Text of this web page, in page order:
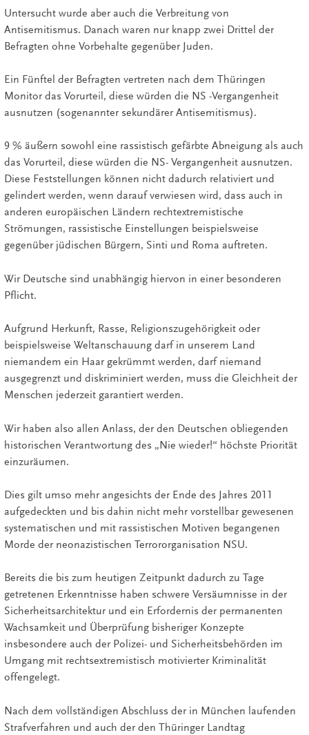
Untersucht wurde aber auch die Verbreitung von
Antisemitismus. Danach waren nur knapp zwei Drittel der
Befragten ohne Vorbehalte gegenüber Juden.
Ein Fünftel der Befragten vertreten nach dem Thüringen
Monitor das Vorurteil, diese würden die NS -Vergangenheit
ausnutzen (sogenannter sekundärer Antisemitismus).
9 % äußern sowohl eine rassistisch gefärbte Abneigung als auch
das Vorurteil, diese würden die NS- Vergangenheit ausnutzen.
Diese Feststellungen können nicht dadurch relativiert und
gelindert werden, wenn darauf verwiesen wird, dass auch in
anderen europäischen Ländern rechtextremistische
Strömungen, rassistische Einstellungen beispielsweise
gegenüber jüdischen Bürgern, Sinti und Roma auftreten.
Wir Deutsche sind unabhängig hiervon in einer besonderen
Pflicht.
Aufgrund Herkunft, Rasse, Religionszugehörigkeit oder
beispielsweise Weltanschauung darf in unserem Land
niemandem ein Haar gekrümmt werden, darf niemand
ausgegrenzt und diskriminiert werden, muss die Gleichheit der
Menschen jederzeit garantiert werden.
Wir haben also allen Anlass, der den Deutschen obliegenden
historischen Verantwortung des „Nie wieder!“ höchste Priorität
einzuräumen.
Dies gilt umso mehr angesichts der Ende des Jahres 2011
aufgedeckten und bis dahin nicht mehr vorstellbar gewesenen
systematischen und mit rassistischen Motiven begangenen
Morde der neonazistischen Terrororganisation NSU.
Bereits die bis zum heutigen Zeitpunkt dadurch zu Tage
getretenen Erkenntnisse haben schwere Versäumnisse in der
Sicherheitsarchitektur und ein Erfordernis der permanenten
Wachsamkeit und Überprüfung bisheriger Konzepte
insbesondere auch der Polizei- und Sicherheitsbehörden im
Umgang mit rechtsextremistisch motivierter Kriminalität
offengelegt.
Nach dem vollständigen Abschluss der in München laufenden
Strafverfahren und auch der den Thüringer Landtag